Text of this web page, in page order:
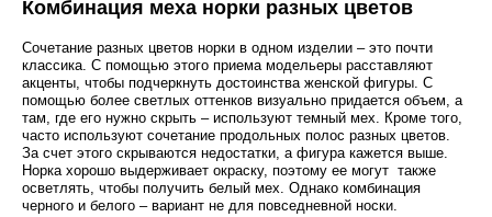
Комбинация меха норки разных цветов
Сочетание разных цветов норки в одном изделии – это почти
классика. С помощью этого приема модельеры расставляют
акценты, чтобы подчеркнуть достоинства женской фигуры. С
помощью более светлых оттенков визуально придается объем, а
там, где его нужно скрыть – используют темный мех. Кроме того,
часто используют сочетание продольных полос разных цветов.
За счет этого скрываются недостатки, а фигура кажется выше.
Норка хорошо выдерживает окраску, поэтому ее могут также
осветлять, чтобы получить белый мех. Однако комбинация
черного и белого – вариант не для повседневной носки.